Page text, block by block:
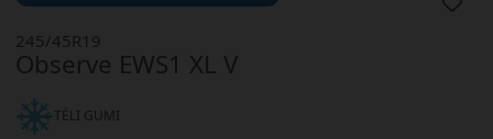
Observe EWS1 XL V
245/45R19
TÉLI GUMI